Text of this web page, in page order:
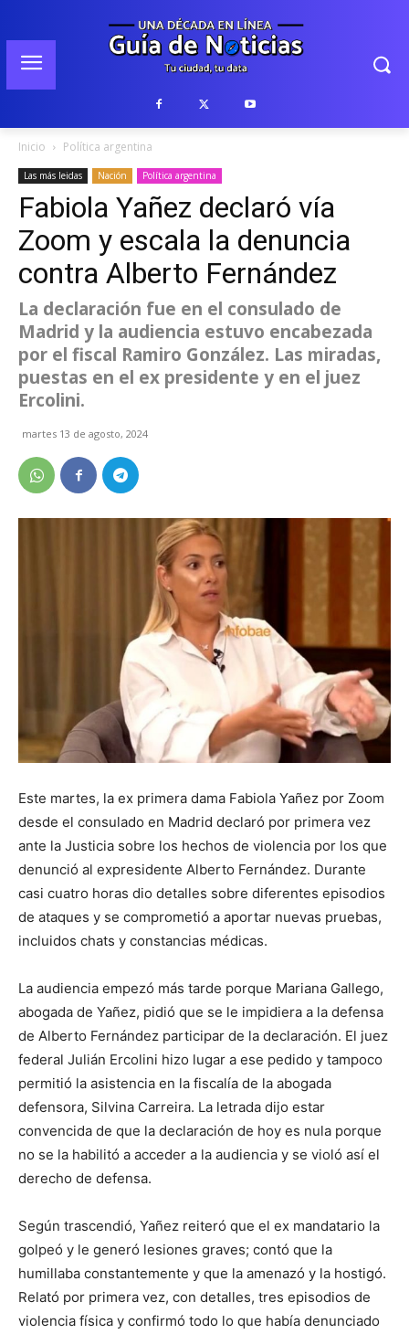
Inicio Política argentina
Las más leidas Nación Política argentina
Fabiola Yañez declaró vía
Zoom y escala la denuncia
contra Alberto Fernández
La declaración fue en el consulado de
Madrid y la audiencia estuvo encabezada
por el fiscal Ramiro González. Las miradas,
puestas en el ex presidente y en el juez
Ercolini.
martes 13 de agosto, 2024
Este martes, la ex primera dama Fabiola Yañez por Zoom
desde el consulado en Madrid declaró por primera vez
ante la Justicia sobre los hechos de violencia por los que
denunció al expresidente Alberto Fernández. Durante
casi cuatro horas dio detalles sobre diferentes episodios
de ataques y se comprometió a aportar nuevas pruebas,
incluidos chats y constancias médicas.
La audiencia empezó más tarde porque Mariana Gallego,
abogada de Yañez, pidió que se le impidiera a la defensa
de Alberto Fernández participar de la declaración. El juez
federal Julián Ercolini hizo lugar a ese pedido y tampoco
permitió la asistencia en la fiscalía de la abogada
defensora, Silvina Carreira. La letrada dijo estar
convencida de que la declaración de hoy es nula porque
no se la habilitó a acceder a la audiencia y se violó así el
derecho de defensa.
Según trascendió, Yañez reiteró que el ex mandatario la
golpeó y le generó lesiones graves; contó que la
humillaba constantemente y que la amenazó y la hostigó.
Relató por primera vez, con detalles, tres episodios de
violencia física y confirmó todo lo que había denunciado